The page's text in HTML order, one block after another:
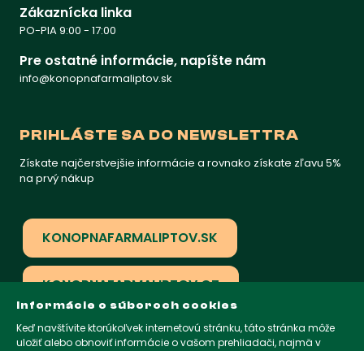
Zákaznícka linka
PO-PIA 9:00 - 17:00
Pre ostatné informácie, napíšte nám
info@konopnafarmaliptov.sk
PRIHLÁSTE SA DO NEWSLETTRA
Získate najčerstvejšie informácie a rovnako získate zľavu 5%
na prvý nákup
KONOPNAFARMALIPTOV.SK
KONOPNAFARMALIPTOV.CZ
KONOPNAFARMALIPTOV.COM
Informácie o súboroch cookies
Keď navštívite ktorúkoľvek internetovú stránku, táto stránka môže
uložiť alebo obnoviť informácie o vašom prehliadači, najmä v